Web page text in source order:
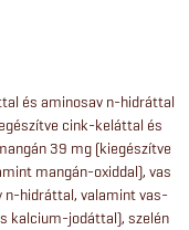
és aminosav n-hidráttal
cink-keláttal és
39 mg (kiegészítve
mangán-oxiddal), vas
n-hidráttal, valamint vas-
kalcium-jodáttal), szelén